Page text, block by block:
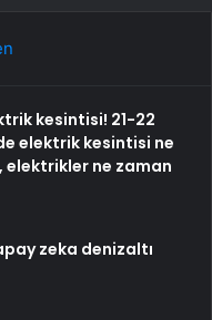
kesintisi! 21-22
elektrik kesintisi ne
elektrikler ne zaman
zeka denizaltı